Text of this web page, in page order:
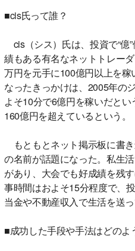
■cis氏って誰？
cis（シス）氏は、投資で“億
績もある有名なネットトレー
万円を元手に100億円以上を
なったきっかけは、2005年の
よそ10分で6億円を稼いだと
160億円を超えているという。
もともとネット掲示板に書
の名前が話題になった。私生
があり、大会でも好成績を残
事時間はおよそ15分程度で、
当金や不動産収入で生活を送っ
■成功した手段や手法はどのよ